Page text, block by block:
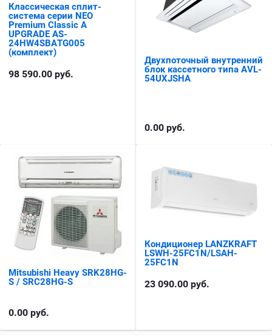
Классическая сплит-
система серии NEO
Premium Classic A
UPGRADE AS-
24HW4SBATG005
(комплект)
98 590.00 руб.
Двухпоточный внутренний
блок кассетного типа AVL-
54UXJSHA
0.00 руб.
Mitsubishi Heavy SRK28HG-
S / SRC28HG-S
0.00 руб.
Кондиционер LANZKRAFT
LSWH-25FC1N/LSAH-
25FC1N
23 090.00 руб.